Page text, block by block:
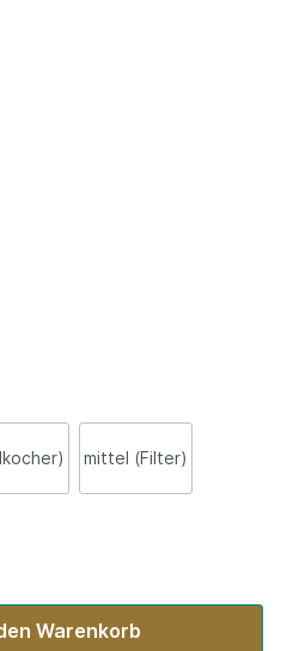
mittel (Filter)
Warenkorb